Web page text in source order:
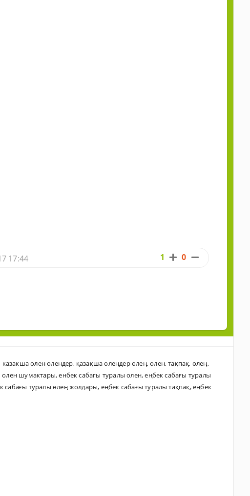
17:44 1 0
казакша олен олендер, қазақша өлеңдер өлең,олен,тақпақ, өлең,
олен шумактары,енбек сабагы туралы олен,еңбек сабағы туралы
сабағы туралы өлең жолдары, еңбек сабағы туралы тақпақ,еңбек